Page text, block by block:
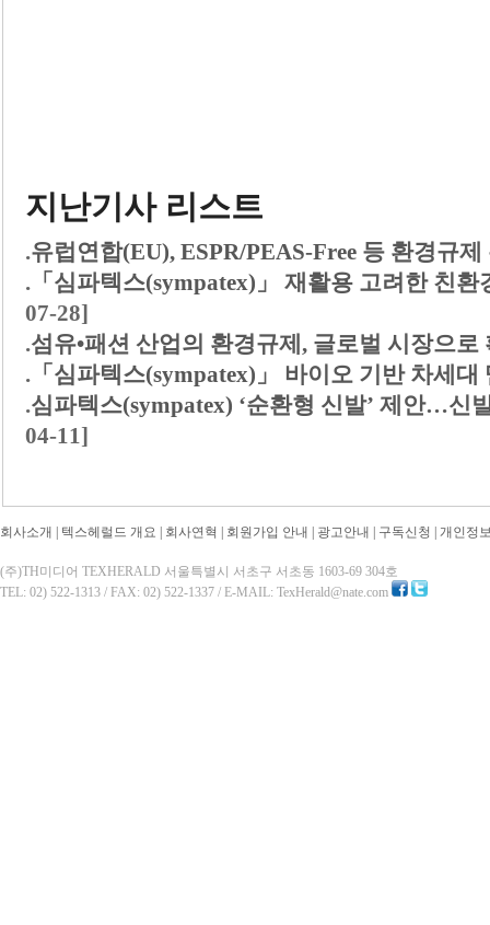
지난기사 리스트
.유럽연합(EU), ESPR/PEAS-Free 등 환경규
. 「심파텍스(sympatex)」 재활용 고려한 친
07-28]
.섬유•패션 산업의 환경규제, 글로벌 시장으로
. 「심파텍스(sympatex)」 바이오 기반 차세
.심파텍스(sympatex) ‘순환형 신발’ 제안…신
04-11]
회사소개 텍스헤럴드 개요 회사연혁 회원가입 안내 광고안내 구독신청 개인정
(주)TH미디어 TEXHERALD 서울특별시 서초구 서초동 1603-69 304호
TEL: 02) 522-1313 / FAX: 02) 522-1337 / E-MAIL: TexHerald@nate.com